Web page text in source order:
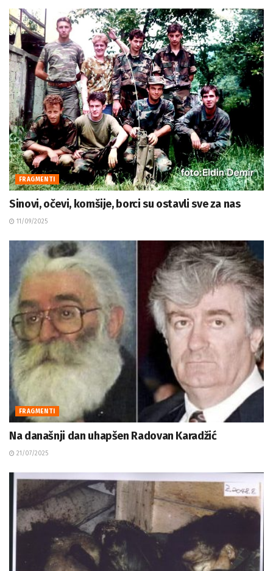
FRAGMENTI
Sinovi, očevi, komšije, borci su ostavli sve za nas
11/09/2025
FRAGMENTI
Na današnji dan uhapšen Radovan Karadžić
21/07/2025